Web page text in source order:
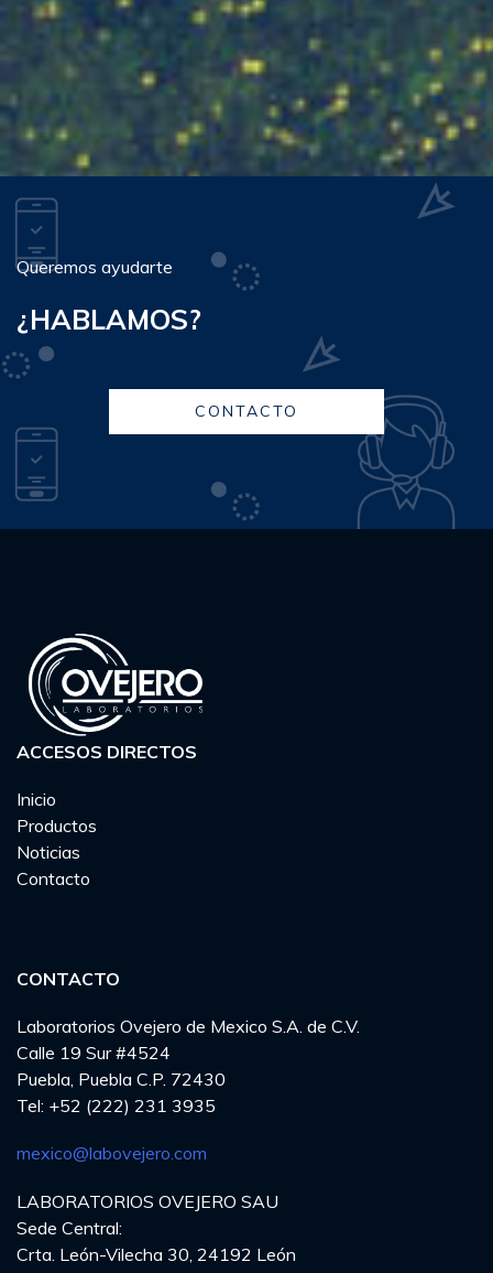
Queremos ayudarte
¿HABLAMOS?
CONTACTO
ACCESOS DIRECTOS
Inicio
Productos
Noticias
Contacto
CONTACTO
Laboratorios Ovejero de Mexico S.A. de C.V.
Calle 19 Sur #4524
Puebla, Puebla C.P. 72430
Tel: +52 (222) 231 3935
mexico@labovejero.com
LABORATORIOS OVEJERO SAU
Sede Central:
Crta. León-Vilecha 30, 24192 León